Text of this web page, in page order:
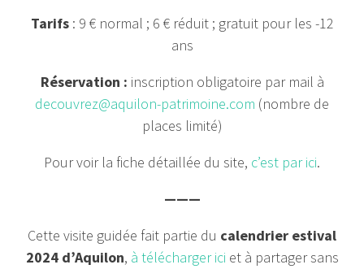
Tarifs: 9 € normal ; 6 € réduit ; gratuit pour les -12
ans
Réservation : inscription obligatoire par mail à
decouvrez@aquilon-patrimoine.com (nombre de
places limité)
Pour voir la fiche détaillée du site, c’est par ici.
———
Cette visite guidée fait partie du calendrier estival
2024 d’Aquilon, à télécharger ici et à partager sans